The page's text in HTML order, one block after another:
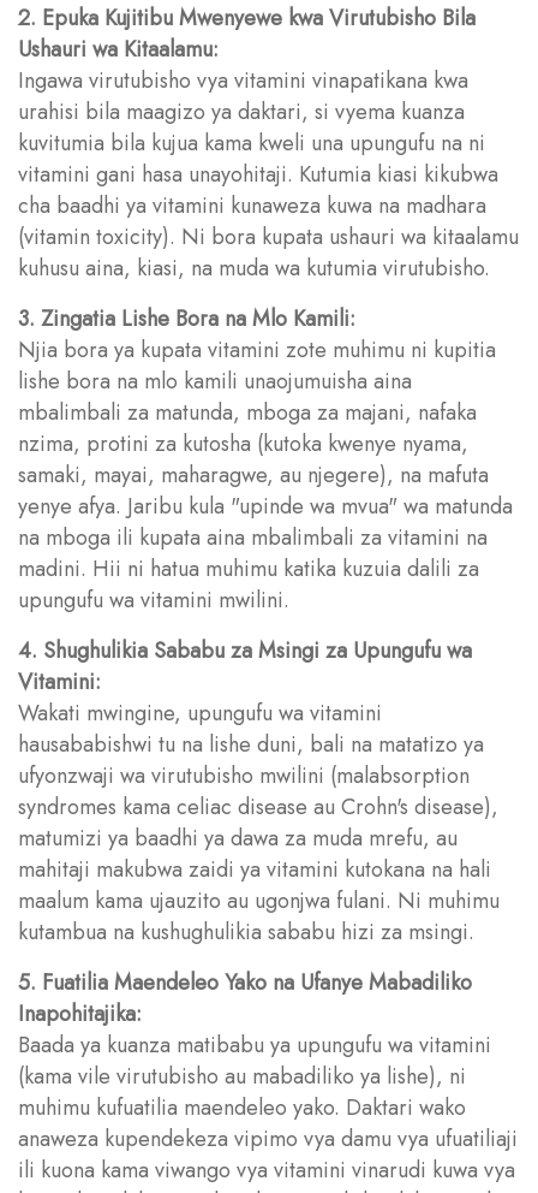
2. Epuka Kujitibu Mwenyewe kwa Virutubisho Bila
Ushauri wa Kitaalamu:
Ingawa virutubisho vya vitamini vinapatikana kwa
urahisi bila maagizo ya daktari, si vyema kuanza
kuvitumia bila kujua kama kweli una upungufu na ni
vitamini gani hasa unayohitaji. Kutumia kiasi kikubwa
cha baadhi ya vitamini kunaweza kuwa na madhara
(vitamin toxicity). Ni bora kupata ushauri wa kitaalamu
kuhusu aina, kiasi, na muda wa kutumia virutubisho.
3. Zingatia Lishe Bora na Mlo Kamili:
Njia bora ya kupata vitamini zote muhimu ni kupitia
lishe bora na mlo kamili unaojumuisha aina
mbalimbali za matunda, mboga za majani, nafaka
nzima, protini za kutosha (kutoka kwenye nyama,
samaki, mayai, maharagwe, au njegere), na mafuta
yenye afya. Jaribu kula "upinde wa mvua" wa matunda
na mboga ili kupata aina mbalimbali za vitamini na
madini. Hii ni hatua muhimu katika kuzuia dalili za
upungufu wa vitamini mwilini.
4. Shughulikia Sababu za Msingi za Upungufu wa
Vitamini:
Wakati mwingine, upungufu wa vitamini
hausababishwi tu na lishe duni, bali na matatizo ya
ufyonzwaji wa virutubisho mwilini (malabsorption
syndromes kama celiac disease au Crohn's disease),
matumizi ya baadhi ya dawa za muda mrefu, au
mahitaji makubwa zaidi ya vitamini kutokana na hali
maalum kama ujauzito au ugonjwa fulani. Ni muhimu
kutambua na kushughulikia sababu hizi za msingi.
5. Fuatilia Maendeleo Yako na Ufanye Mabadiliko
Inapohitajika:
Baada ya kuanza matibabu ya upungufu wa vitamini
(kama vile virutubisho au mabadiliko ya lishe), ni
muhimu kufuatilia maendeleo yako. Daktari wako
anaweza kupendekeza vipimo vya damu vya ufuatiliaji
ili kuona kama viwango vya vitamini vinarudi kuwa vya